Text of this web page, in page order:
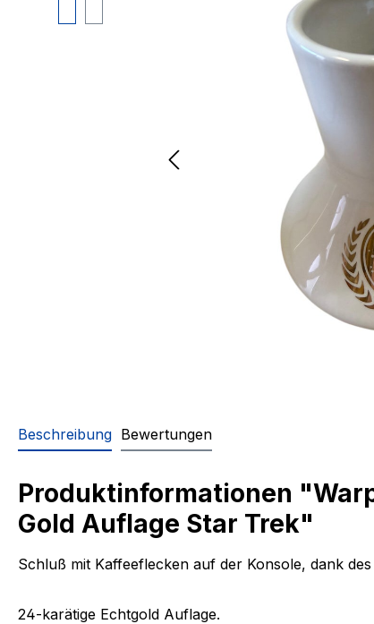
Beschreibung Bewertungen
Produktinformationen
Gold Auflage Star Trek"
Schluß mit Kaffeeflecken auf der Konsole, dank
24-karätige Echtgold Auflage.